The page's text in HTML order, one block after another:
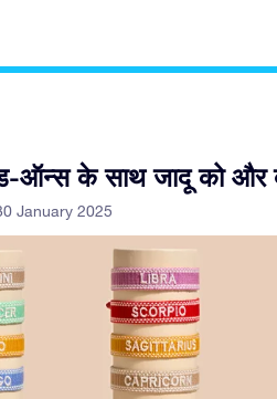
ऑन्स के साथ जादू को और
January 2025